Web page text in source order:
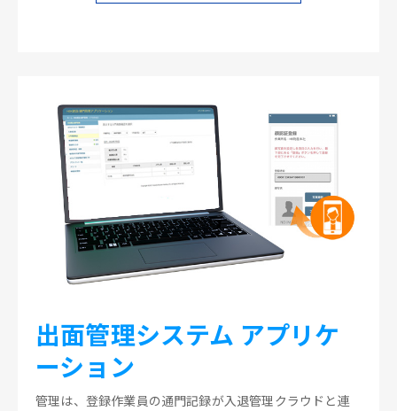
出面管理システム アプリケ
ーション
管理は、登録作業員の通門記録が入退管理クラウドと連